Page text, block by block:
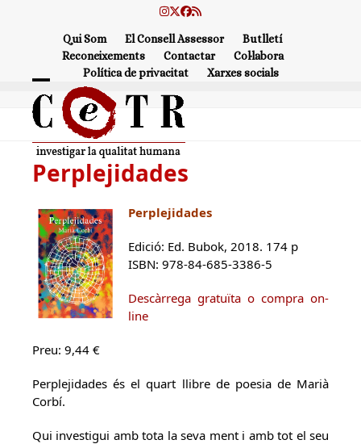
Instagram
Twitter
Facebook
RSS
Qui Som El Consell Assessor
Butlletí
Reconeixements
Contactar
Col·labora
Política de privacitat
Xarxes socials
Open
mobile
menu
Close
mobile
menu
Perplejidades
Perplejidades
Edició: Ed. Bubok, 2018. 174 p
ISBN: 978-84-685-3386-5
Descàrrega gratuïta o compra on-
line
Preu: 9,44 €
Perplejidades és el quart llibre de poesia de Marià
Corbí.
Qui investigui amb tota la seva ment i amb tot el seu